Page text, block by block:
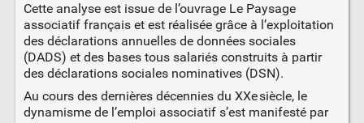
Cette analyse est issue de l’ouvrage Le Paysage
associatif français et est réalisée grâce à l’exploitation
des déclarations annuelles de données sociales
(DADS) et des bases tous salariés construits à partir
des déclarations sociales nominatives (DSN).
Au cours des dernières décennies du XXe siècle, le
dynamisme de l’emploi associatif s’est manifesté par